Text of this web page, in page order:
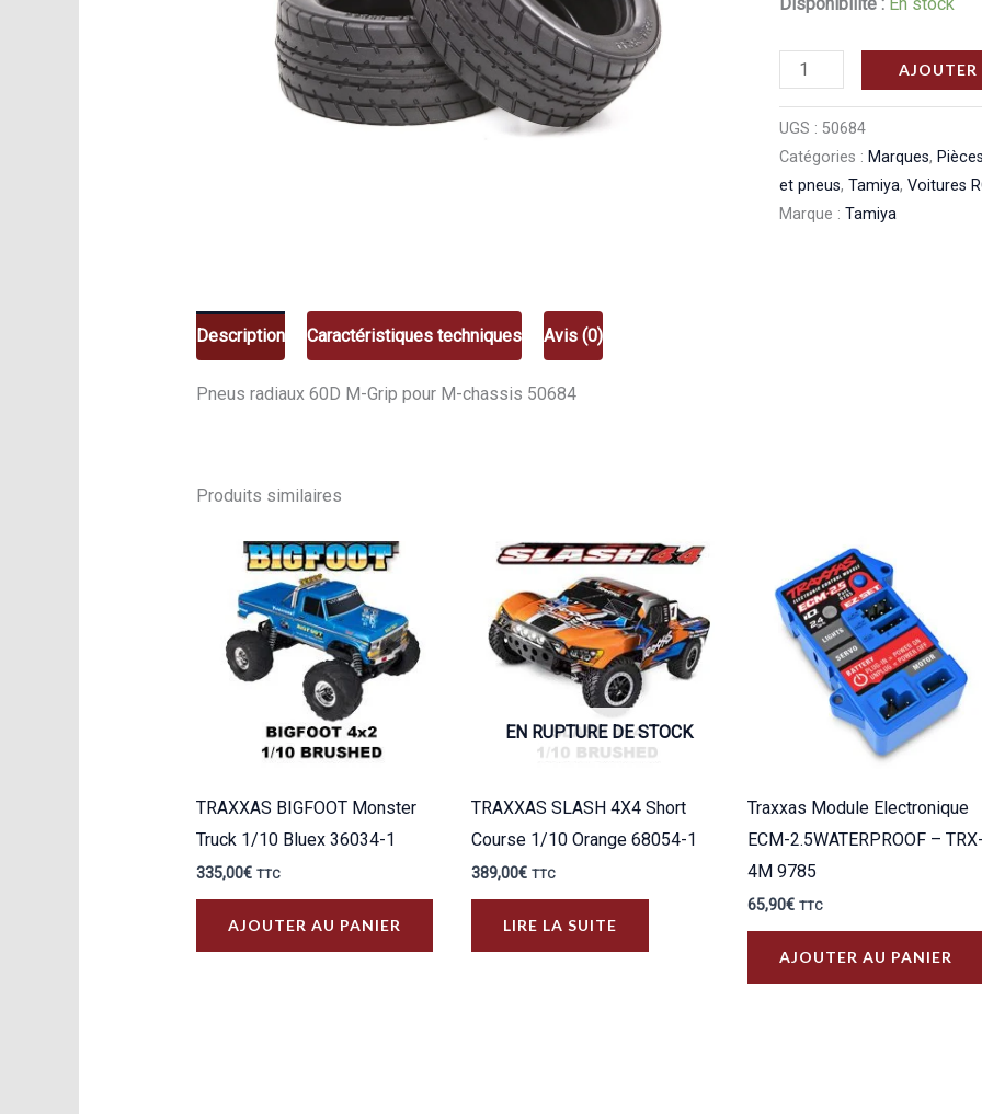
quantité
Tamiya
Pneus
radiaux
M
AJOUTER
UGS :50684
Catégories : Marques,
et pneus,Tamiya,Voitures
Marque :Tamiya
Description Caractéristiques techniques Avis (0)
Pneus radiaux 60D M-Grip pour M-chassis 50684
Produits similaires
TRAXXAS BIGFOOT Monster
Truck 1/10 Bluex 36034-1
335,00€ TTC
AJOUTER AU PANIER
EN RUPTURE DE STOCK
TRAXXAS SLASH 4X4 Short
Course 1/10 Orange 68054-1
389,00€ TTC
LIRE LA SUITE
Traxxas Module Electronique
ECM-2.5WATERPROOF –
4M 9785
65,90€ TTC
AJOUTER AU PANIER